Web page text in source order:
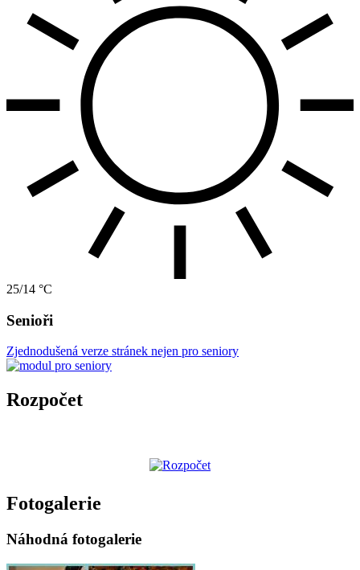
25/14 °C
Senioři
Zjednodušená verze stránek nejen pro seniory
Rozpočet
Fotogalerie
Náhodná fotogalerie